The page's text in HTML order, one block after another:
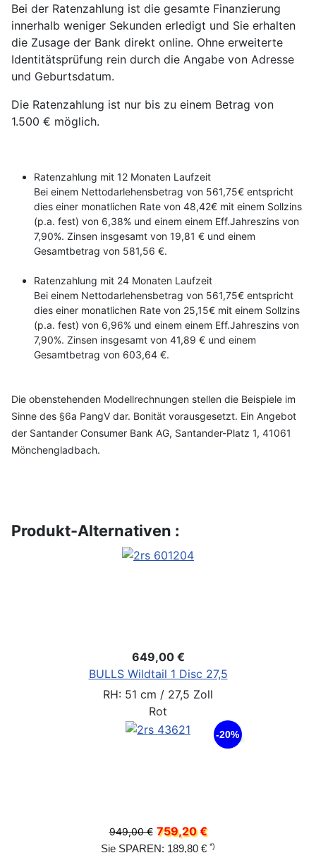
Bei der Ratenzahlung ist die gesamte Finanzierung
innerhalb weniger Sekunden erledigt und Sie erhalten
die Zusage der Bank direkt online. Ohne erweiterte
Identitätsprüfung rein durch die Angabe von Adresse
und Geburtsdatum.
Die Ratenzahlung ist nur bis zu einem Betrag von
1.500 € möglich.
Ratenzahlung mit 12 Monaten Laufzeit
Bei einem Nettodarlehensbetrag von 561,75€ entspricht
dies einer monatlichen Rate von 48,42€ mit einem Sollzins
(p.a. fest) von 6,38% und einem einem Eff.Jahreszins von
7,90%. Zinsen insgesamt von 19,81 € und einem
Gesamtbetrag von 581,56 €.
Ratenzahlung mit 24 Monaten Laufzeit
Bei einem Nettodarlehensbetrag von 561,75€ entspricht
dies einer monatlichen Rate von 25,15€ mit einem Sollzins
(p.a. fest) von 6,96% und einem einem Eff.Jahreszins von
7,90%. Zinsen insgesamt von 41,89 € und einem
Gesamtbetrag von 603,64 €.
Die obenstehenden Modellrechnungen stellen die Beispiele im
Sinne des §6a PangV dar. Bonität vorausgesetzt. Ein Angebot
der Santander Consumer Bank AG, Santander-Platz 1, 41061
Mönchengladbach.
Produkt-Alternativen :
649,00 €
BULLS Wildtail 1 Disc 27,5
RH: 51 cm / 27,5 Zoll
Rot
-20%
949,00 € 759,20 €
Sie SPAREN: 189,80 € *)